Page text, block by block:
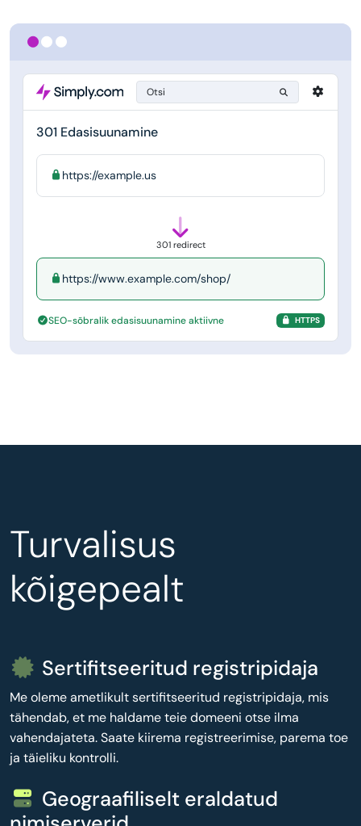
Otsi
301 Edasisuunamine
https://example.us
301 redirect
https://www.example.com/shop/
SEO-sõbralik edasisuunamine aktiivne HTTPS
Turvalisus
kõigepealt
Sertifitseeritud registripidaja
Me oleme ametlikult sertifitseeritud registripidaja, mis
tähendab, et me haldame teie domeeni otse ilma
vahendajateta. Saate kiirema registreerimise, parema toe
ja täieliku kontrolli.
Geograafiliselt eraldatud